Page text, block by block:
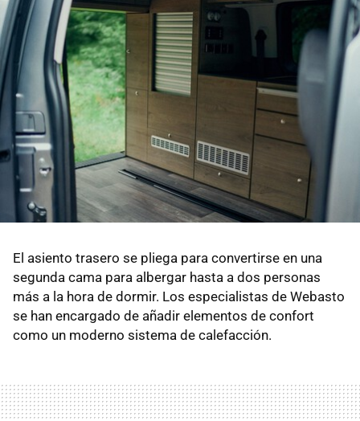
El asiento trasero se pliega para convertirse en una
segunda cama para albergar hasta a dos personas
más a la hora de dormir. Los especialistas de Webasto
se han encargado de añadir elementos de confort
como un moderno sistema de calefacción.